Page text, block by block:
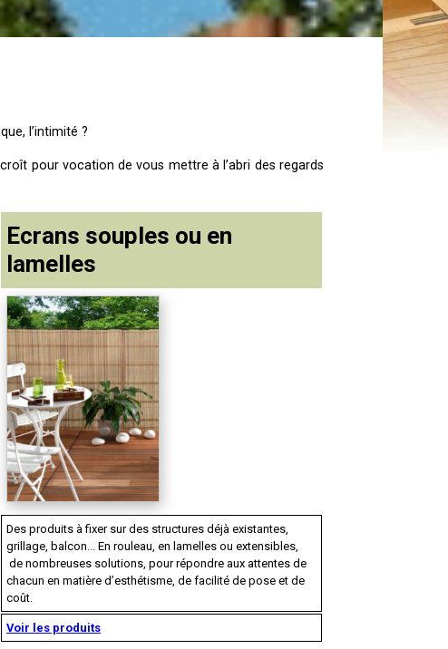
l’intimité ?
pour vocation de vous mettre à l’abri des regards
Ecrans souples ou en
lamelles
Des produits à fixer sur des structures déjà existantes,
grillage, balcon… En rouleau, en lamelles ou extensibles,
de nombreuses solutions, pour répondre aux attentes de
chacun en matière d’esthétisme, de facilité de pose et de
coût.
Voir les produits